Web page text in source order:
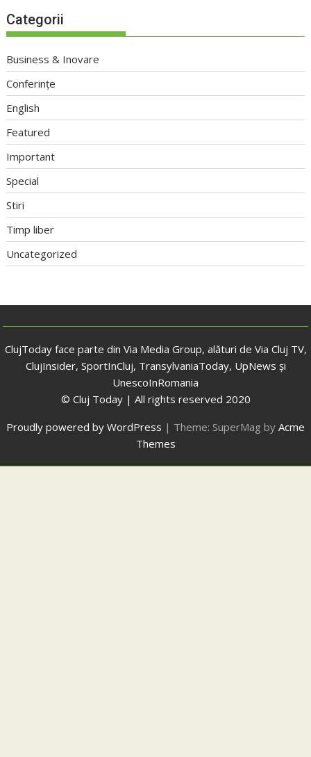
Categorii
Business & Inovare
Conferințe
English
Featured
Important
Special
Stiri
Timp liber
Uncategorized
ClujToday face parte din Via Media Group, alături de Via Cluj TV,
ClujInsider, SportInCluj, TransylvaniaToday, UpNews și
UnescoInRomania
© Cluj Today | All rights reserved 2020
Proudly powered by WordPress | Theme: SuperMag by Acme
Themes